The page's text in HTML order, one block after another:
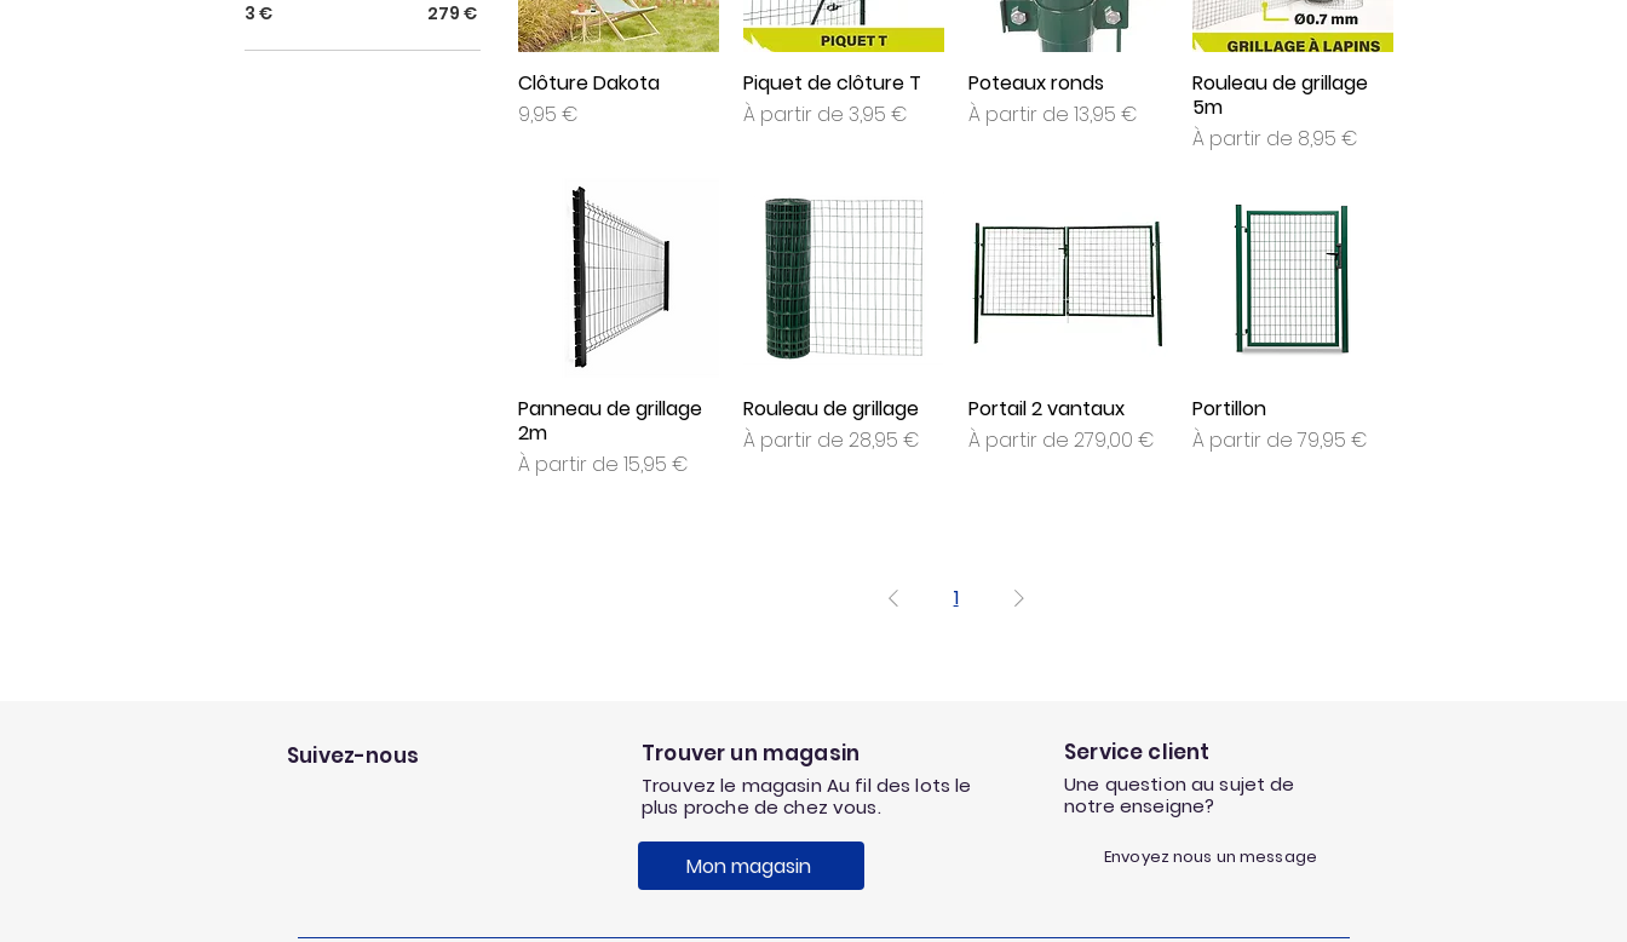
3 € 279 €
Clôture Dakota
Prix
9,95 €
Piquet de clôture T
À partir de 3,95 €
Prix promotionnel
Poteaux ronds
À partir de 13,95 €
Prix promotionnel
Rouleau de grillage
5m
À partir de 8,95 €
Prix promotionnel
Panneau de grillage
2m
À partir de15,95 €
Prix promotionnel
Rouleau de grillage
À partir de 28,95 €
Prix promotionnel
Portail 2 vantaux
À partir de 279,00 €
Prix promotionnel
Portillon
À partir de79,95 €
Prix promotionnel
1
Suivez-nous Trouver un magasin
Trouvez le magasin Au fil des lots le
plus proche de chez vous.
Mon magasin
Service client
Une question au sujet de
notre enseigne?
Envoyez nous un message